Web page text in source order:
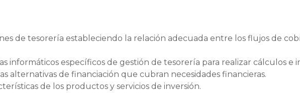
de tesorería estableciendo la relación adecuada entre los flujos de
informáticos específicos de gestión de tesorería para realizar cálculos e
alternativas de financiación que cubran necesidades financieras.
de los productos y servicios de inversión.